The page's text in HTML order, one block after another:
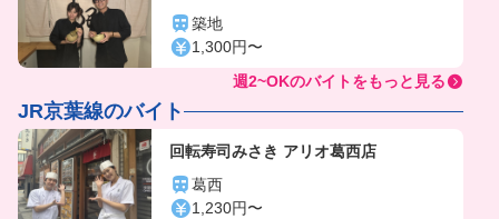
築地
1,300円〜
週2~OKのバイトをもっと見る
JR京葉線のバイト
回転寿司みさき アリオ葛西店
葛西
1,230円〜